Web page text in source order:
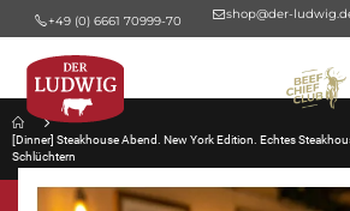
+49 (0) 6661 70999-70 shop@der-
[Dinner] Steakhouse Abend. New York Edition. Echtes
Schlüchtern
Zum